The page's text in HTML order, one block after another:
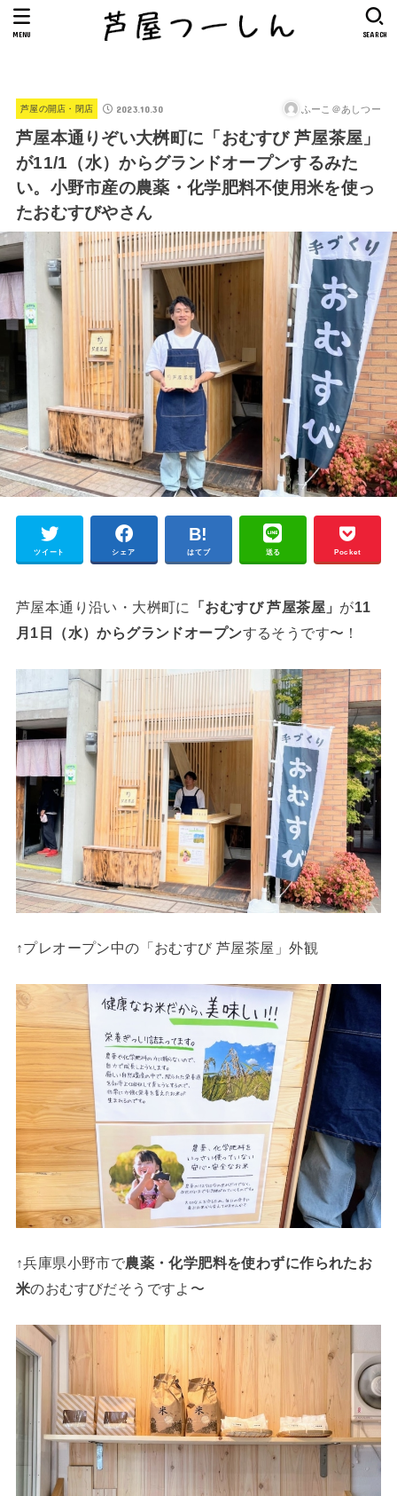
SEARCH
MENU
芦屋の開店・閉店 2023.10.30 ふーこ＠あしつー
芦屋本通りぞい大桝町に「おむすび 芦屋茶屋」
が11/1（水）からグランドオープンするみた
い。小野市産の農薬・化学肥料不使用米を使っ
たおむすびやさん
ツイート シェア はてブ 送る Pocket
芦屋本通り沿い・大桝町に 「おむすび 芦屋茶屋」 が11
月1日（水）からグランドオープンするそうです〜！
↑プレオープン中の「おむすび 芦屋茶屋」外観
↑兵庫県小野市で農薬・化学肥料を使わずに作られたお
米のおむすびだそうですよ〜